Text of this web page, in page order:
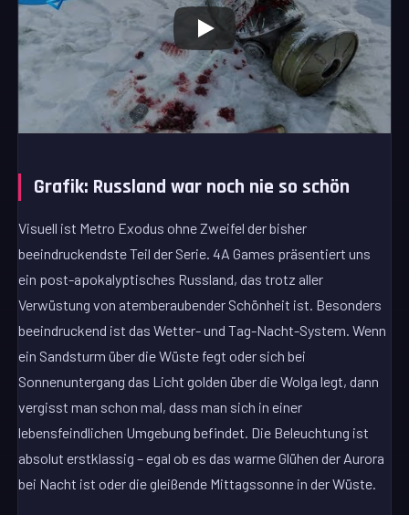
Grafik: Russland war noch nie so schön
Visuell ist Metro Exodus ohne Zweifel der bisher
beeindruckendste Teil der Serie. 4A Games präsentiert uns
ein post-apokalyptisches Russland, das trotz aller
Verwüstung von atemberaubender Schönheit ist. Besonders
beeindruckend ist das Wetter- und Tag-Nacht-System. Wenn
ein Sandsturm über die Wüste fegt oder sich bei
Sonnenuntergang das Licht golden über die Wolga legt, dann
vergisst man schon mal, dass man sich in einer
lebensfeindlichen Umgebung befindet. Die Beleuchtung ist
absolut erstklassig – egal ob es das warme Glühen der Aurora
bei Nacht ist oder die gleißende Mittagssonne in der Wüste.